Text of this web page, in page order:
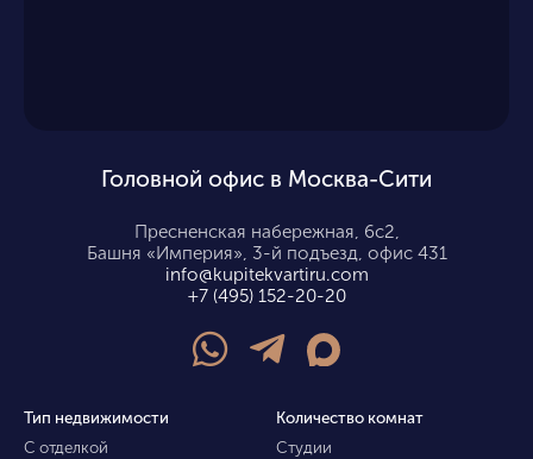
Головной офис в Москва-Сити
Пресненская набережная, 6с2,
Башня «Империя», 3-й подъезд, офис 431
info@kupitekvartiru.com
+7 (495) 152-20-20
Тип недвижимости
С отделкой
Количество комнат
Студии